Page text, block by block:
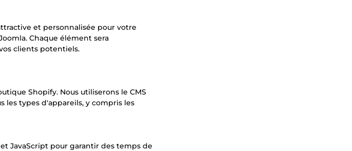
et personnalisée pour votre
Chaque élément sera
clients potentiels.
Shopify. Nous utiliserons le CMS
les types d'appareils, y compris les
JavaScript pour garantir des temps de